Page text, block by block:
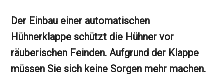
Der Einbau einer automatischen
Hühnerklappe schützt die Hühner vor
räuberischen Feinden. Aufgrund der Klappe
müssen Sie sich keine Sorgen mehr machen.